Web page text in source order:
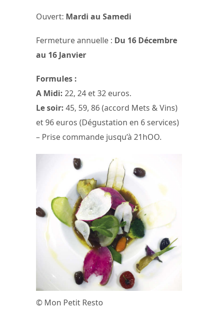
Ouvert: Mardi au Samedi
Fermeture annuelle : Du 16 Décembre
au 16 Janvier
Formules :
A Midi: 22, 24 et 32 euros.
Le soir: 45, 59, 86 (accord Mets & Vins)
et 96 euros (Dégustation en 6 services)
– Prise commande jusqu’à 21hOO.
© Mon Petit Resto